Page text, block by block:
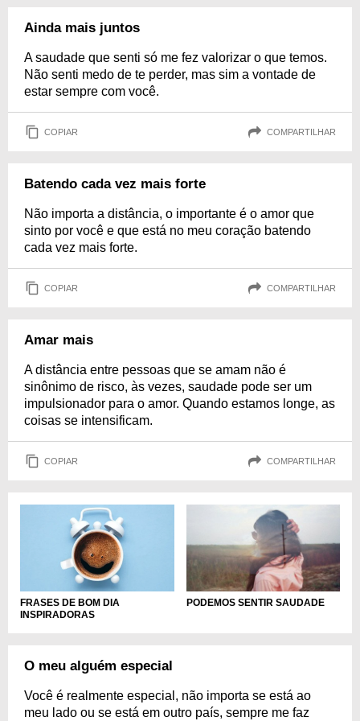
Ainda mais juntos
A saudade que senti só me fez valorizar o que temos.
Não senti medo de te perder, mas sim a vontade de
estar sempre com você.
COPIAR COMPARTILHAR
Batendo cada vez mais forte
Não importa a distância, o importante é o amor que
sinto por você e que está no meu coração batendo
cada vez mais forte.
COPIAR COMPARTILHAR
Amar mais
A distância entre pessoas que se amam não é
sinônimo de risco, às vezes, saudade pode ser um
impulsionador para o amor. Quando estamos longe, as
coisas se intensificam.
COPIAR COMPARTILHAR
FRASES DE BOM DIA
INSPIRADORAS
PODEMOS SENTIR SAUDADE
O meu alguém especial
Você é realmente especial, não importa se está ao
meu lado ou se está em outro país, sempre me faz